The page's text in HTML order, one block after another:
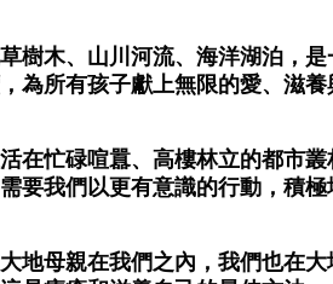
樹木、山川河流、海洋湖泊，
為所有孩子獻上無限的愛、滋養
在忙碌喧囂、高樓林立的都市
要我們以更有意識的行動，積
地母親在我們之內，我們也在